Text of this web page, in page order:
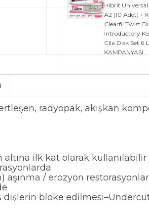
Hibrit
A2 (10 Adet) +
Clearfil Twist
Introductory
Cila Disk Set 6
KAMPANYASI
radyopak, akışkan
altına ilk kat olarak kullanılabilir
aşınma / erozyon
dişlerin bloke